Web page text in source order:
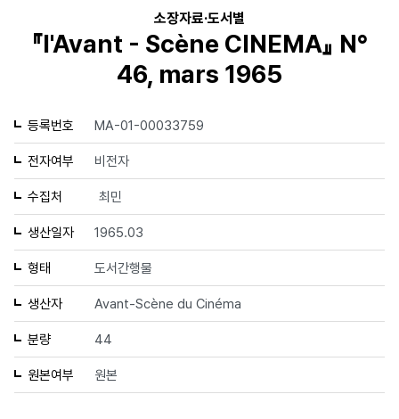
소장자료·도서별
『l'Avant - Scène CINEMA』 N°
46, mars 1965
등록번호 MA-01-00033759
전자여부 비전자
수집처 최민
생산일자 1965.03
형태 도서간행물
생산자 Avant-Scène du Cinéma
분량 44
원본여부 원본